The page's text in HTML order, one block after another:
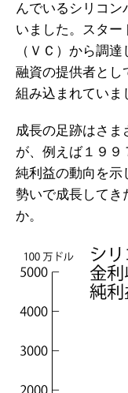
んでいるシリコン
いました。スター
（ＶＣ）から調
融資の提供者とし
組み込まれていま
成長の足跡はさま
が、例えば１９９
純利益の動向を示
勢いで成長してき
か。